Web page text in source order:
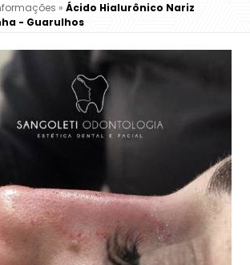
» Ácido Hialurônico Nariz
- Guarulhos